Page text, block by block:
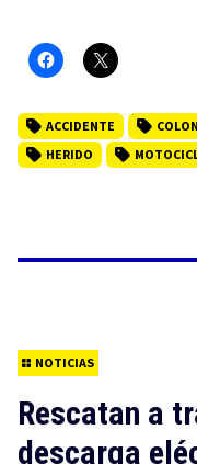
ACCIDENTE
HERIDO
NOTICIAS
Rescatan a
descarga